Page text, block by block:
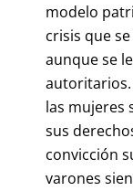
modelo
crisis que
aunque se
las mujeres
sus
convicción
varones